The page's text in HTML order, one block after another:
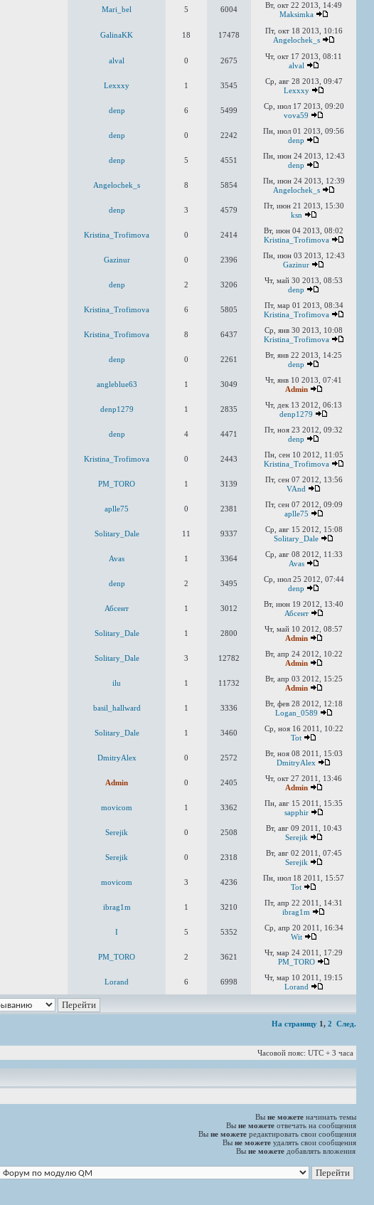
Mari_bel 5 6004
Вт, окт 22 2013, 14:49
Maksimka
GalinaKK 18 17478
Пт, окт 18 2013, 10:16
Angelochek_s
alval 0 2675
Чт, окт 17 2013, 08:11
alval
Lexxxy 1 3545
Ср, авг 28 2013, 09:47
Lexxxy
denp 6 5499
Ср, июл 17 2013, 09:20
vova59
denp 0 2242
Пн, июл 01 2013, 09:56
denp
denp 5 4551
Пн, июн 24 2013, 12:43
denp
Angelochek_s 8 5854
Пн, июн 24 2013, 12:39
Angelochek_s
denp 3 4579
Пт, июн 21 2013, 15:30
ksn
Kristina_Trofimova 0 2414
Вт, июн 04 2013, 08:02
Kristina_Trofimova
Gazinur 0 2396
Пн, июн 03 2013, 12:43
Gazinur
denp 2 3206
Чт, май 30 2013, 08:53
denp
Kristina_Trofimova 6 5805
Пт, мар 01 2013, 08:34
Kristina_Trofimova
Kristina_Trofimova 8 6437
Ср, янв 30 2013, 10:08
Kristina_Trofimova
denp 0 2261
Вт, янв 22 2013, 14:25
denp
angleblue63 1 3049
Чт, янв 10 2013, 07:41
Admin
denp1279 1 2835
Чт, дек 13 2012, 06:13
denp1279
denp 4 4471
Пт, ноя 23 2012, 09:32
denp
Kristina_Trofimova 0 2443
Пн, сен 10 2012, 11:05
Kristina_Trofimova
PM_TORO 1 3139
Пт, сен 07 2012, 13:56
VAnd
aplle75 0 2381
Пт, сен 07 2012, 09:09
aplle75
Solitary_Dale 11 9337
Ср, авг 15 2012, 15:08
Solitary_Dale
Avas 1 3364
Ср, авг 08 2012, 11:33
Avas
denp 2 3495
Ср, июл 25 2012, 07:44
denp
Абсент 1 3012
Вт, июн 19 2012, 13:40
Абсент
Solitary_Dale 1 2800
Чт, май 10 2012, 08:57
Admin
Solitary_Dale 3 12782
Вт, апр 24 2012, 10:22
Admin
ilu 1 11732
Вт, апр 03 2012, 15:25
Admin
basil_hallward 1 3336
Вт, фев 28 2012, 12:18
Logan_0589
Solitary_Dale 1 3460
Ср, ноя 16 2011, 10:22
Tot
DmitryAlex 0 2572
Вт, ноя 08 2011, 15:03
DmitryAlex
Admin 0 2405
Чт, окт 27 2011, 13:46
Admin
movicom 1 3362
Пн, авг 15 2011, 15:35
sapphir
Serejik 0 2508
Вт, авг 09 2011, 10:43
Serejik
Serejik 0 2318
Вт, авг 02 2011, 07:45
Serejik
movicom 3 4236
Пн, июл 18 2011, 15:57
Tot
ibrag1m 1 3210
Пт, апр 22 2011, 14:31
ibrag1m
I 5 5352
Ср, апр 20 2011, 16:34
Wit
PM_TORO 2 3621
Чт, мар 24 2011, 17:29
PM_TORO
Lorand 6 6998
Чт, мар 10 2011, 19:15
Lorand
На страницу 1, 2 След.
Часовой пояс: UTC + 3 часа
Вы не можете начинать темы
Вы не можете отвечать на сообщения
Вы не можете редактировать свои сообщения
Вы не можете удалять свои сообщения
Вы не можете добавлять вложения